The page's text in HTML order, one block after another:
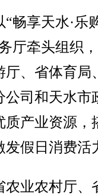
享天水·乐
厅牵头组织
厅、省体育局
公司和天水市
质产业资源，
发假日消费活
业农村厅、